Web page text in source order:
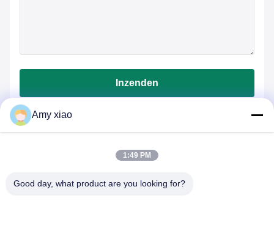
Inzenden
Amy xiao
1:49 PM
Good day, what product are you looking for?